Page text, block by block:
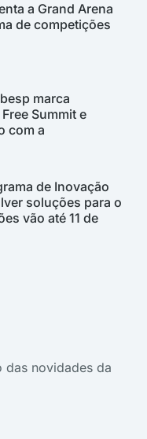
a Grand Arena
de competições
marca
Summit e
com a
de Inovação
soluções para o
vão até 11 de
das novidades da